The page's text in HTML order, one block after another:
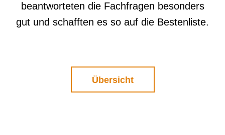
beantworteten die Fachfragen besonders
gut und schafften es so auf die Bestenliste.
Übersicht